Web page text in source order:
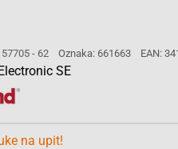
- 62 Oznaka: 661663 EAN:
SE
na upit!